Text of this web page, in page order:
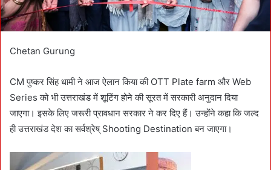
Chetan Gurung
CM पुष्कर सिंह धामी ने आज ऐलान किया की OTT Plate farm और Web
Series को भी उत्तराखंड में शूटिंग होने की सूरत में सरकारी अनुदान दिया
जाएगा। इसके लिए जरूरी प्रावधान सरकार ने कर दिए हैं। उन्होंने कहा कि जल्द
ही उत्तराखंड देश का सर्वश्रेष् Shooting Destination बन जाएगा।